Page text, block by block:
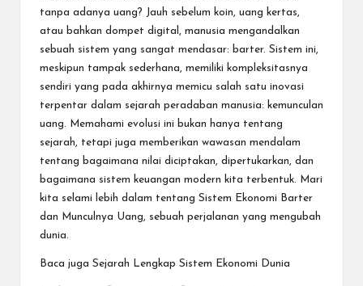
tanpa adanya uang? Jauh sebelum koin, uang kertas,
atau bahkan dompet digital, manusia mengandalkan
sebuah sistem yang sangat mendasar: barter. Sistem ini,
meskipun tampak sederhana, memiliki kompleksitasnya
sendiri yang pada akhirnya memicu salah satu inovasi
terpentar dalam sejarah peradaban manusia: kemunculan
uang. Memahami evolusi ini bukan hanya tentang
sejarah, tetapi juga memberikan wawasan mendalam
tentang bagaimana nilai diciptakan, dipertukarkan, dan
bagaimana sistem keuangan modern kita terbentuk. Mari
kita selami lebih dalam tentang Sistem Ekonomi Barter
dan Munculnya Uang , sebuah perjalanan yang mengubah
dunia.
Baca juga Sejarah Lengkap Sistem Ekonomi Dunia